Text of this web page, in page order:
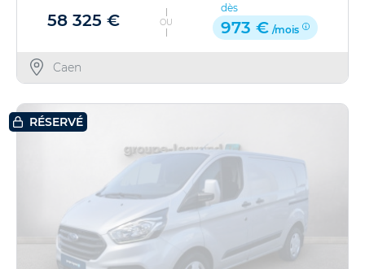
58 325 € OU
dès
973 € /mois
Caen
RÉSERVÉ